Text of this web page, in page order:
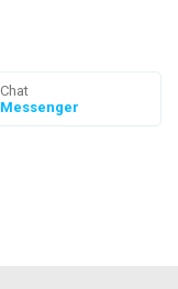
Chat
Messenger